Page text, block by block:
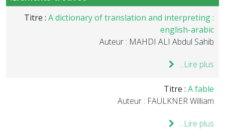
Titre : A dictionary of translation and interpreting :
english-arabic
Auteur : MAHDI ALI Abdul Sahib
Lire plus...
Titre : A fable
Auteur : FAULKNER William
Lire plus...